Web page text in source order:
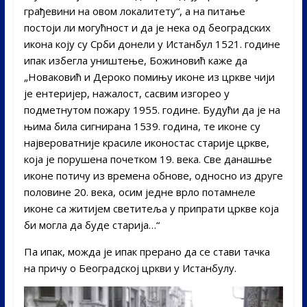
грађевини на овом локалитету“, а на питање
постоји ли могућност и да је нека од београдских
икона коју су Срби донели у Истанбул 1521. године
ипак избегла уништење, Божиновић каже да
„Новаковић и Дероко помињу иконе из цркве чији
је ентеријер, нажалост, сасвим изгорео у
подметнутом пожару 1955. године. Будући да је на
њима била сигнирана 1539. година, те иконе су
највероватније красиле иконостас старије цркве,
која је порушена почетком 19. века. Све данашње
иконе потичу из времена обнове, односно из друге
половине 20. века, осим једне врло потамнеле
иконе са житијем светитеља у припрати цркве која
би могла да буде старија…“
Па ипак, можда је ипак прерано да се стави тачка
на причу о Београдској цркви у Истанбулу.